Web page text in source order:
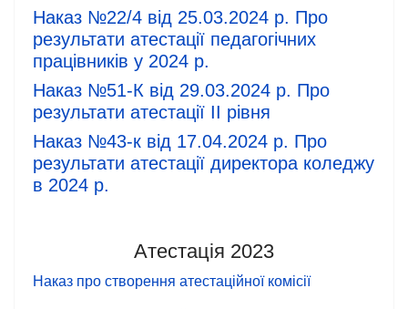
Наказ №22/4 від 25.03.2024 р. Про
результати атестації педагогічних
працівників у 2024 р.
Наказ №51-К від 29.03.2024 р. Про
результати атестації ІІ рівня
Наказ №43-к від 17.04.2024 р. Про
результати атестації директора коледжу
в 2024 р.
Атестація 2023
Наказ про створення атестаційної комісії